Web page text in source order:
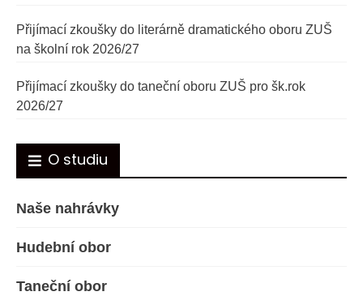
Přijímací zkoušky do literárně dramatického oboru ZUŠ
na školní rok 2026/27
Přijímací zkoušky do taneční oboru ZUŠ pro šk.rok
2026/27
O studiu
Naše nahrávky
Hudební obor
Taneční obor